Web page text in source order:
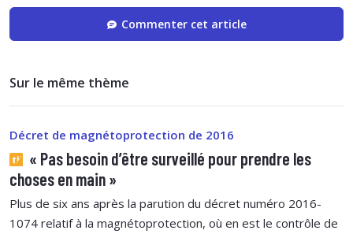
Commenter cet article
Sur le même thème
Décret de magnétoprotection de 2016
« Pas besoin d’être surveillé pour prendre les
choses en main »
Plus de six ans après la parution du décret numéro 2016-
1074 relatif à la magnétoprotection, où en est le contrôle de